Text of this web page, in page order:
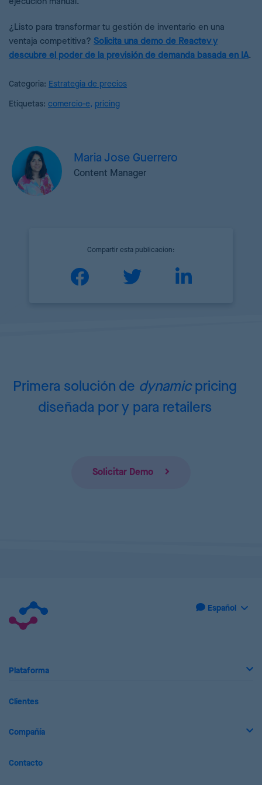
¿Listo para transformar tu gestión de inventario en una
ventaja competitiva? Solicita una demo de Reactev y
descubre el poder de la previsión de demanda basada en IA.
Categoria: Estrategia de precios
Etiquetas: comercio-e, pricing
Compartir esta publicacion:
Maria Jose Guerrero
Content Manager
Primera solución de dynamicpricing
diseñada por y para retailers
Solicitar Demo
Plataforma
Clientes
Compañía
Contacto